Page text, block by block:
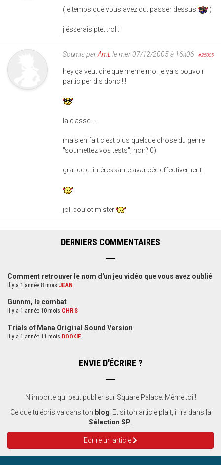
(le temps que vous avez dut passer dessus )
j'ésserais ptet :roll:
Soumis parAmL le mer 07/12/2005 à 16h06 #25005
hey ça veut dire que meme moi je vais pouvoir
participer dis donc!!!!
la classe....
mais en fait c'est plus quelque chose du genre
"soumettez vos tests", non? 0)
grande et intéressante avancée effectivement
joli boulot mister
DERNIERS COMMENTAIRES
Comment retrouver le nom d'un jeu vidéo que vous avez oublié
Il y a 1 année 8 mois JEAN
Gunnm, le combat
Il y a 1 année 10 mois CHRIS
Trials of Mana Original Sound Version
Il y a 1 année 11 mois DOOKIE
ENVIE D'ÉCRIRE ?
N'importe qui peut publier sur Square Palace. Même toi !
Ce que tu écris va dans ton blog . Et si ton article plait, il ira dans la
Sélection SP
Ecrire un article